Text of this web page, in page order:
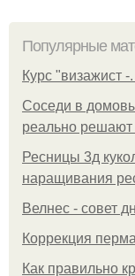
Популярные
Курс "визажист
Соседи в
реально
Ресницы 3д
наращивания
Велнес - совет
Коррекция
Как правильно